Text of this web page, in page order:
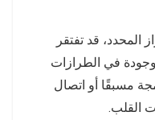
المحدد، قد تفتقر
في الطرازات
مسبقًا أو اتصال